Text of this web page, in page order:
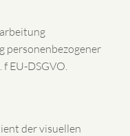
personenbezogener
EU-DSGVO.
der visuellen